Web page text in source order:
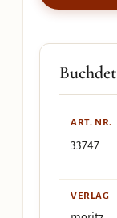
ART. NR.
33747
VERLAG